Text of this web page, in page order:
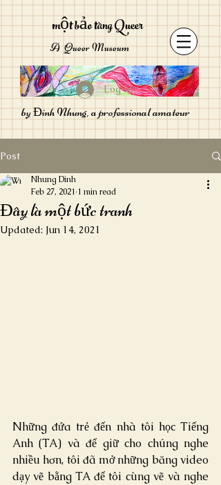
một bảo tàng Queer
A Queer Museum
Log In
by Đinh Nhung, a professional amateur
Post
Đây là một bức tranh
Nhung Dinh
Feb 27, 2021 1 min read
Updated: Jun 14, 2021
Những đứa trẻ đến nhà tôi học Tiếng
Anh (TA) và để giữ cho chúng nghe
nhiều hơn, tôi đã mở những băng video
dạy vẽ bằng TA để tôi cùng vẽ và nghe